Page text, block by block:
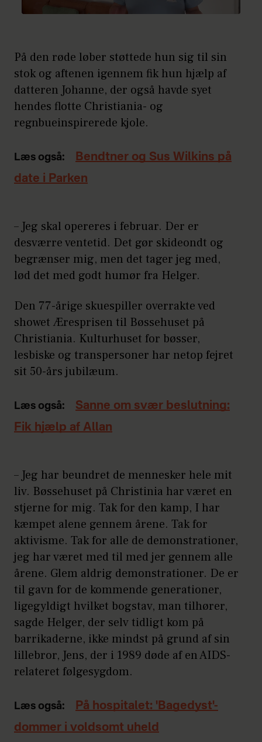
På den røde løber støttede hun sig til sin
stok og aftenen igennem fik hun hjælp af
datteren Johanne, der også havde syet
hendes flotte Christiania- og
regnbueinspirerede kjole.
Læs også:
Bendtner og Sus Wilkins på
date i Parken
– Jeg skal opereres i februar. Der er
desværre ventetid. Det gør skideondt og
begrænser mig, men det tager jeg med,
lød det med godt humør fra Helger.
Den 77-årige skuespiller overrakte ved
showet Æresprisen til Bøssehuset på
Christiania. Kulturhuset for bøsser,
lesbiske og transpersoner har netop fejret
sit 50-års jubilæum.
Læs også:
Sanne om svær beslutning:
Fik hjælp af Allan
– Jeg har beundret de mennesker hele mit
liv. Bøssehuset på Christinia har været en
stjerne for mig. Tak for den kamp, I har
kæmpet alene gennem årene. Tak for
aktivisme. Tak for alle de demonstrationer,
jeg har været med til med jer gennem alle
årene. Glem aldrig demonstrationer. De er
til gavn for de kommende generationer,
ligegyldigt hvilket bogstav, man tilhører,
sagde Helger, der selv tidligt kom på
barrikaderne, ikke mindst på grund af sin
lillebror, Jens, der i 1989 døde af en AIDS-
relateret følgesygdom.
Læs også:
På hospitalet: 'Bagedyst'-
dommer i voldsomt uheld